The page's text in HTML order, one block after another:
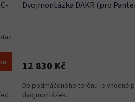
i
Dvojmontážka DAKR (pro
12 830 Kč
Do podmáčeného terénu je vhodné
dvojmontážek.